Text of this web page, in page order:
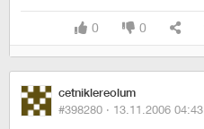
0 0
cetniklereolum
#398280 · 13.11.2006 04:43